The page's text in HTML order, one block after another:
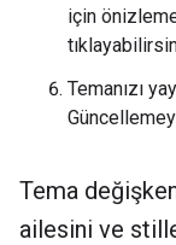
için
Temanızı
Tema
ailesini ve